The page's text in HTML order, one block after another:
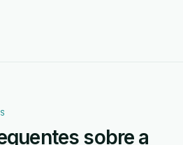
sobre a